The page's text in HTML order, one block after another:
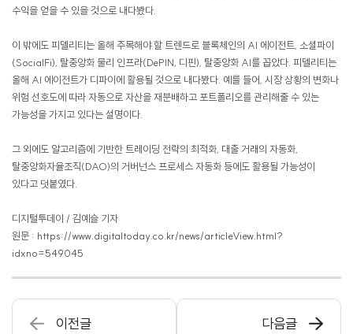
수익을 얻을 수 있을 것으로 내다봤다.
이 밖에도 피델리티는 올해 주목해야 할 트렌드로 블록체인의 AI 에이전트, 소셜파이
(SocialFi), 탈중앙화 물리 인프라(DePIN, 디핀), 탈중앙화 AI를 꼽았다. 피델리티는
올해 AI 에이전트가 디파이에 활용될 것으로 내다봤다. 예를 들어, 시장 상황의 변화나
위험 선호도에 따라 자동으로 자산을 재분배하고 포트폴리오를 관리해줄 수 있는
가능성을 가지고 있다는 설명이다.
그 외에도 알고리즘에 기반한 트레이딩 전략의 최적화, 대출 거래의 자동화,
탈중앙화자율조직(DAO)의 거버넌스 프로세스 자동화 등에도 활용될 가능성이
있다고 덧붙였다.
디지털투데이 / 김예슬 기자
원문 : https://www.digitaltoday.co.kr/news/articleView.html?
idxno=549045
이전글 다음글